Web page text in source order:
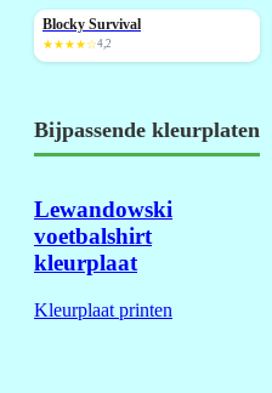
NIEUW
Blocky Survival
★★★★☆4,2
Bijpassende kleurplaten
Lewandowski
voetbalshirt
kleurplaat
Kleurplaat printen